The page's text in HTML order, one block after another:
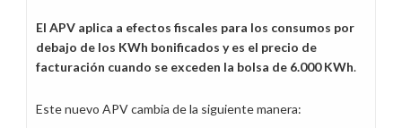
El APV aplica a efectos fiscales para los consumos por
debajo de los KWh bonificados y es el precio de
facturación cuando se exceden la bolsa de 6.000 KWh.
Este nuevo APV cambia de la siguiente manera: